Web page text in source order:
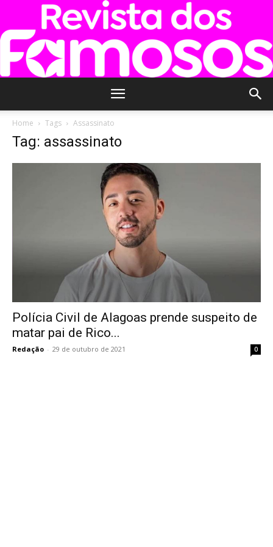
Famosos
Home Tags Assassinato
Tag: assassinato
Polícia Civil de Alagoas prende suspeito de
matar pai de Rico...
Redação - 29 de outubro de 2021 0